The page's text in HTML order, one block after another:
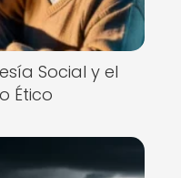
Social y el
Ético